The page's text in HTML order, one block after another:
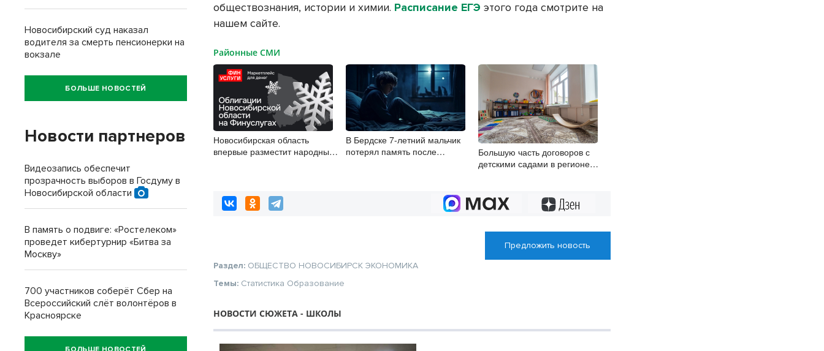
обществознания, истории и химии. Расписание ЕГЭ этого года смотрите на
нашем сайте.
Районные СМИ
Новосибирская область
впервые разместит народные
В Бердске 7-летний мальчик
потерял память после
Большую часть договоров с
детскими садами в регионе
Предложить новость
Раздел: ОБЩЕСТВО НОВОСИБИРСК ЭКОНОМИКА
Темы: Статистика Образование
НОВОСТИ СЮЖЕТА - ШКОЛЫ
Новосибирский суд наказал
водителя за смерть пенсионерки на
вокзале
БОЛЬШЕ НОВОСТЕЙ
Новости партнеров
Видеозапись обеспечит
прозрачность выборов в Госдуму в
Новосибирской области
В память о подвиге: «Ростелеком»
проведет кибертурнир «Битва за
Москву»
700 участников соберёт Сбер на
Всероссийский слёт волонтёров в
Красноярске
БОЛЬШЕ НОВОСТЕЙ